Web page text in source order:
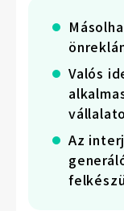
Valós
Az